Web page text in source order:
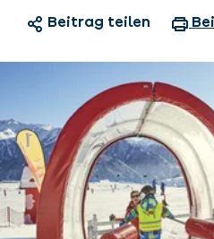
Unterkünfte finden
Beitrag teilen